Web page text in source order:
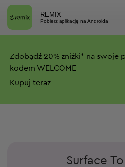
REMIX
Pobierz aplikację na Androida
Zdobądź 20% zniżki* na swoje
kodem WELCOME
Kupuj teraz
Surface